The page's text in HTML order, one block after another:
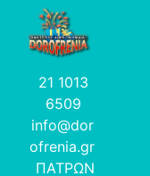
21 1013
6509
info@dor
ofrenia.gr
ΠΑΤΡΩΝ